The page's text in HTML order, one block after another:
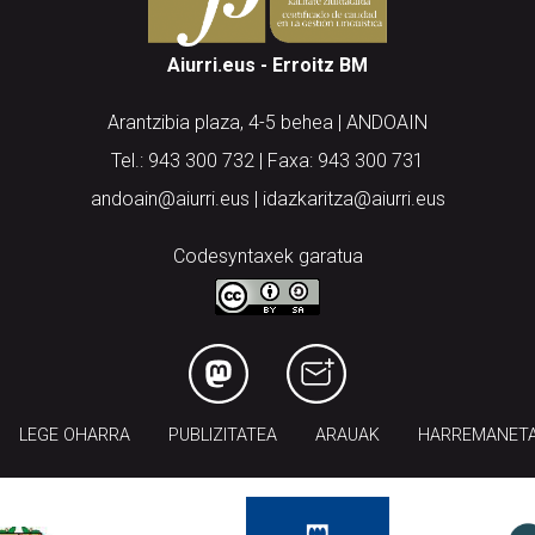
Aiurri.eus - Erroitz BM
Arantzibia plaza, 4-5 behea | ANDOAIN
Tel.: 943 300 732 | Faxa: 943 300 731
andoain@aiurri.eus | idazkaritza@aiurri.eus
Codesyntaxek garatua
LEGE OHARRA PUBLIZITATEA ARAUAK